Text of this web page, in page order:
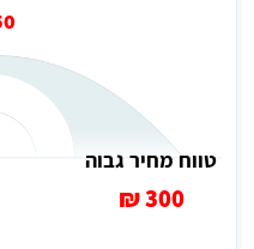
₪
טווח מחיר גבוה
300 ₪